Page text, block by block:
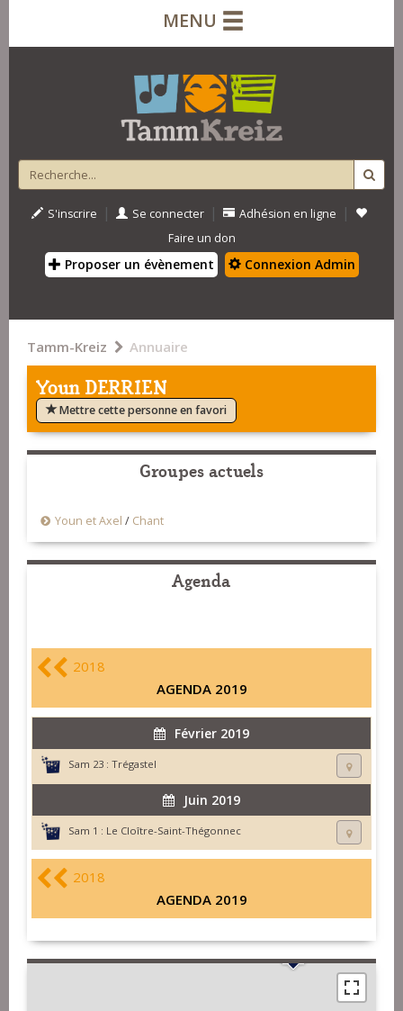
MENU
S'inscrire | Se connecter | Adhésion en ligne |
Faire un don
Proposer un évènement Connexion Admin
Tamm-Kreiz Annuaire
Youn DERRIEN
Mettre cette personne en favori
Groupes actuels
Youn et Axel / Chant
Agenda
2018
AGENDA 2019
Février 2019
Sam 23 : Trégastel
Juin 2019
Sam 1 : Le Cloître-Saint-Thégonnec
2018
AGENDA 2019